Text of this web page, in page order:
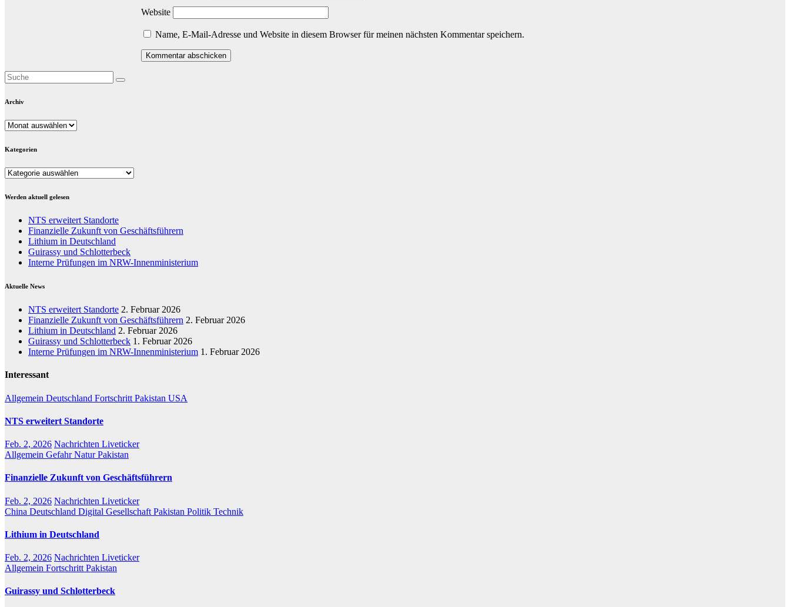
Website
Name, E-Mail-Adresse und Website in diesem Browser für meinen nächsten Kommentar speichern.
Archiv
Archiv
Kategorien
Kategorien
Werden aktuell gelesen
NTS erweitert Standorte
Finanzielle Zukunft von Geschäftsführern
Lithium in Deutschland
Guirassy und Schlotterbeck
Interne Prüfungen im NRW-Innenministerium
Aktuelle News
NTS erweitert Standorte 2. Februar 2026
Finanzielle Zukunft von Geschäftsführern 2. Februar 2026
Lithium in Deutschland 2. Februar 2026
Guirassy und Schlotterbeck 1. Februar 2026
Interne Prüfungen im NRW-Innenministerium 1. Februar 2026
Interessant
Allgemein Deutschland Fortschritt Pakistan USA
NTS erweitert Standorte
Feb. 2, 2026 Nachrichten Liveticker
Allgemein GefahrNaturPakistan
Finanzielle Zukunft von Geschäftsführern
Feb. 2, 2026 Nachrichten Liveticker
China Deutschland Digital Gesellschaft Pakistan Politik Technik
Lithium in Deutschland
Feb. 2, 2026 Nachrichten Liveticker
Allgemein Fortschritt Pakistan
Guirassy und Schlotterbeck